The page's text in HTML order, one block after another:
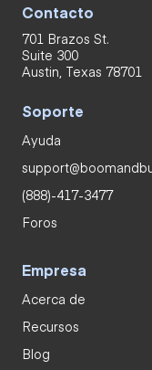
Contacto
701 Brazos St.
Suite 300
Austin, Texas 78701
Soporte
Ayuda
(888)-417-3477
Foros
Empresa
Acerca de
Recursos
Blog